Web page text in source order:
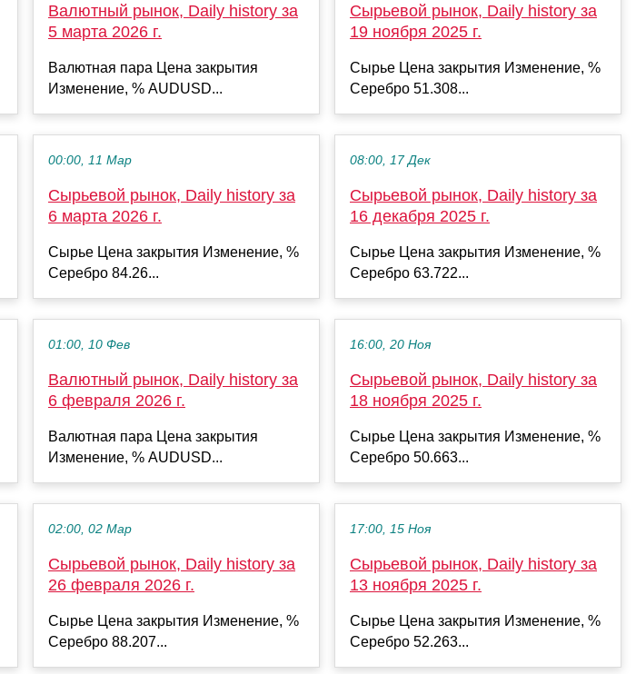
Валютный рынок, Daily history за
5 марта 2026 г.
Валютная пара Цена закрытия
Изменение, % AUDUSD...
00:00, 11 Мар
Сырьевой рынок, Daily history за
6 марта 2026 г.
Сырье Цена закрытия Изменение, %
Серебро 84.26...
01:00, 10 Фев
Валютный рынок, Daily history за
6 февраля 2026 г.
Валютная пара Цена закрытия
Изменение, % AUDUSD...
02:00, 02 Мар
Сырьевой рынок, Daily history за
26 февраля 2026 г.
Сырье Цена закрытия Изменение, %
Серебро 88.207...
Сырьевой рынок, Daily history за
19 ноября 2025 г.
Сырье Цена закрытия Изменение, %
Серебро 51.308...
08:00, 17 Дек
Сырьевой рынок, Daily history за
16 декабря 2025 г.
Сырье Цена закрытия Изменение, %
Серебро 63.722...
16:00, 20 Ноя
Сырьевой рынок, Daily history за
18 ноября 2025 г.
Сырье Цена закрытия Изменение, %
Серебро 50.663...
17:00, 15 Ноя
Сырьевой рынок, Daily history за
13 ноября 2025 г.
Сырье Цена закрытия Изменение, %
Серебро 52.263...